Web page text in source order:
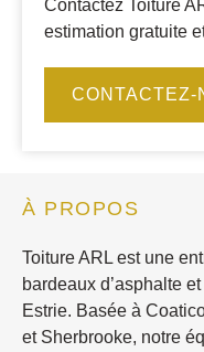
Contactez Toiture
estimation gratuite
CONTACTEZ-
À PROPOS
Toiture ARL est une
bardeaux d’asphalte
Estrie. Basée à
et Sherbrooke, notre